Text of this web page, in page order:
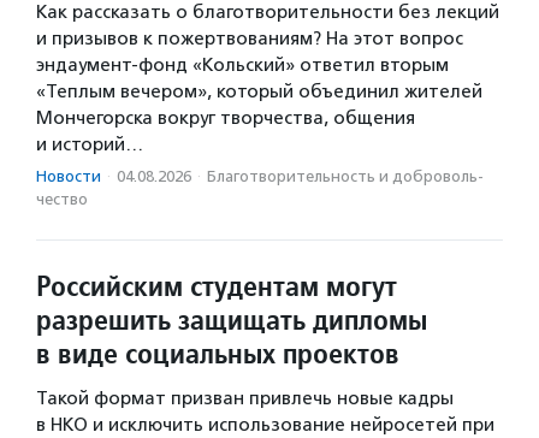
Как рассказать о благотворительности без лекций
и призывов к пожертвованиям? На этот вопрос
эндаумент-фонд «Кольский» ответил вторым
«Теплым вечером», который объединил жителей
Мончегорска вокруг творчества, общения
и историй…
Новости · 04.08.2026 · Благотвори­тель­ность и доброволь­
чест­во
Российским студентам могут
разрешить защищать дипломы
в виде социальных проектов
Такой формат призван привлечь новые кадры
в НКО и исключить использование нейросетей при